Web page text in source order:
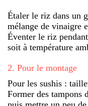
Étaler le riz dans un
mélange de vinaigre
Éventer le riz
soit à température
2. Pour le montage
Pour les sushis :
Former des tampons